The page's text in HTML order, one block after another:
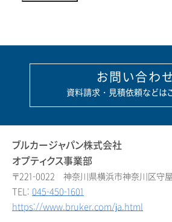
お問い合わ
資料請求・見積依頼などは
ブルカージャパン株式会社
オプティクス事業部
〒221-0022 神奈川県横浜市神奈川区守
TEL: 045-450-1601
https://www.bruker.com/ja.html